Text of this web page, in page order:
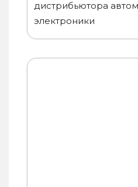
дистрибьютора
электроники